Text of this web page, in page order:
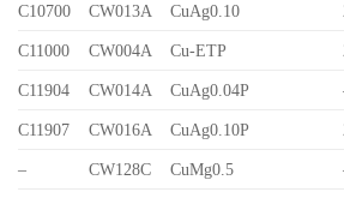
C10700 CW013A CuAg0.10
C11000 CW004A Cu-ETP
C11904 CW014A CuAg0.04P
C11907 CW016A CuAg0.10P
– CW128C CuMg0.5